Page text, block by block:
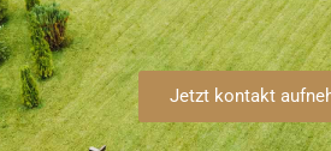
Jetzt kontakt